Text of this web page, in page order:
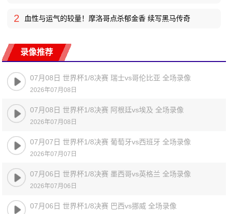
2 血性与运气的较量！摩洛哥点杀郁金香 续写黑马传奇
录像推荐
07月08日 世界杯1/8决赛 瑞士vs哥伦比亚 全场录像
2026年07月08日
07月08日 世界杯1/8决赛 阿根廷vs埃及 全场录像
2026年07月08日
07月07日 世界杯1/8决赛 葡萄牙vs西班牙 全场录像
2026年07月07日
07月06日 世界杯1/8决赛 墨西哥vs英格兰 全场录像
2026年07月06日
07月06日 世界杯1/8决赛 巴西vs挪威 全场录像